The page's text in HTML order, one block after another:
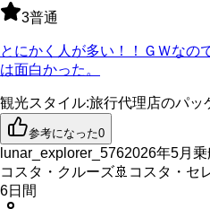
3普通
とにかく人が多い！！ＧＷなの
は面白かった。
観光スタイル:旅行代理店のパッ
参考になった0
lunar_explorer_5762026年5月
コスタ・クルーズ🚢 コスタ・セ
6日間